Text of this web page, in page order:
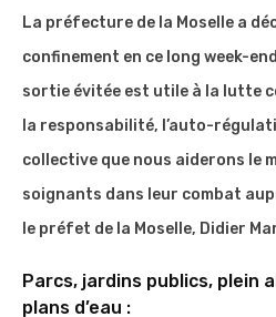
La préfecture de la Moselle a
confinement en ce long week-
sortie évitée est utile à la lutte
la responsabilité, l’auto-
collective que nous aiderons le
soignants dans leur combat
le préfet de la Moselle, Didier
Parcs, jardins publics, plein
plans d’eau :